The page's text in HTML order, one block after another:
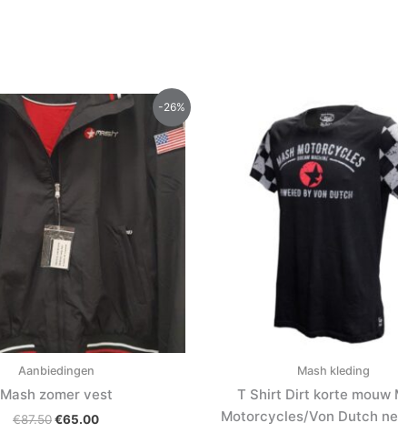
-26%
Aanbiedingen
Mash zomer vest
€87.50
Oorspronkelijke
prijs
was:
€87.50.
€65.00
Huidige
prijs
is:
Mash kleding
T Shirt Dirt korte mouw
Motorcycles/Von Dutch